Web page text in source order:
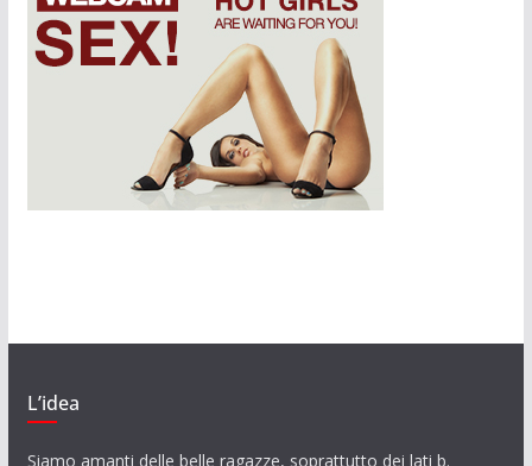
L’idea
Siamo amanti delle belle ragazze, soprattutto dei lati b.